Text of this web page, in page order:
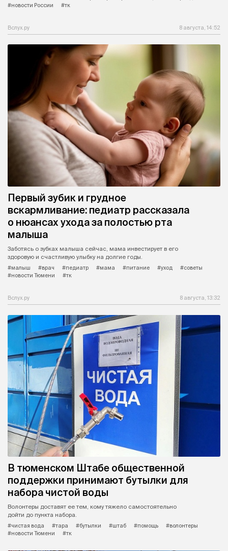
#новости России
#тк
Вслух.ру 8 августа, 14:52
Первый зубик и грудное
вскармливание: педиатр рассказала
о нюансах ухода за полостью рта
малыша
Заботясь о зубках малыша сейчас, мама инвестирует в его
здоровую и счастливую улыбку на долгие годы.
#малыш
#врач #педиатр #мама #питание #уход
#советы
#новости Тюмени
#тк
Вслух.ру 8 августа, 13:32
В тюменском Штабе общественной
поддержки принимают бутылки для
набора чистой воды
Волонтеры доставят ее тем, кому тяжело самостоятельно
дойти до пункта набора.
#чистая вода
#тара #бутылки #штаб #помощь
#волонтеры
#новости Тюмени
#тк